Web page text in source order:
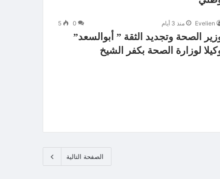
Evelien منذ 3 أيام 0
5
الصحة وتجديد الثقة ” أبوالسعد”
لوزارة الصحة بكفر الشيخ
الصفحة التالية